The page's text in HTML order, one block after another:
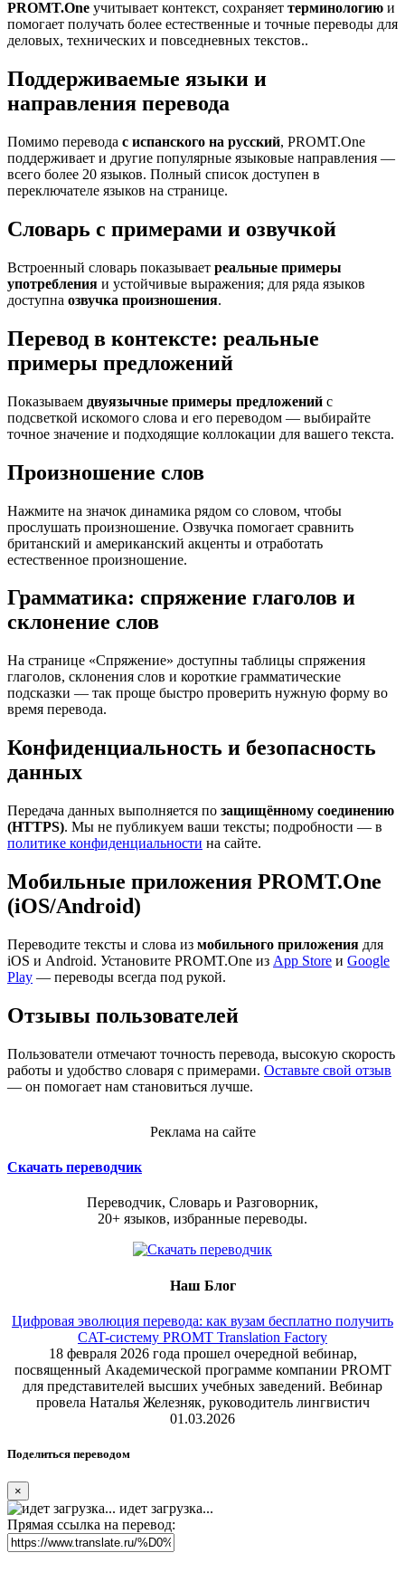
PROMT.One учитывает контекст, сохраняет терминологию и
помогает получать более естественные и точные переводы для
деловых, технических и повседневных текстов..
Поддерживаемые языки и
направления перевода
Помимо перевода с испанского на русский, PROMT.One
поддерживает и другие популярные языковые направления —
всего более 20 языков. Полный список доступен в
переключателе языков на странице.
Словарь с примерами и озвучкой
Встроенный словарь показывает реальные примеры
употребления и устойчивые выражения; для ряда языков
доступна озвучка произношения.
Перевод в контексте: реальные
примеры предложений
Показываем двуязычные примеры предложений с
подсветкой искомого слова и его переводом — выбирайте
точное значение и подходящие коллокации для вашего текста.
Произношение слов
Нажмите на значок динамика рядом со словом, чтобы
прослушать произношение. Озвучка помогает сравнить
британский и американский акценты и отработать
естественное произношение.
Грамматика: спряжение глаголов и
склонение слов
На странице «Спряжение» доступны таблицы спряжения
глаголов, склонения слов и короткие грамматические
подсказки — так проще быстро проверить нужную форму во
время перевода.
Конфиденциальность и безопасность
данных
Передача данных выполняется по защищённому соединению
(HTTPS). Мы не публикуем ваши тексты; подробности — в
политике конфиденциальности на сайте.
Мобильные приложения PROMT.One
(iOS/Android)
Переводите тексты и слова из мобильного приложения для
iOS и Android. Установите PROMT.One из App Store и Google
Play — переводы всегда под рукой.
Отзывы пользователей
Пользователи отмечают точность перевода, высокую скорость
работы и удобство словаря с примерами. Оставьте свой отзыв
— он помогает нам становиться лучше.
Реклама на сайте
Скачать переводчик
Переводчик, Словарь и Разговорник,
20+ языков, избранные переводы.
Наш Блог
Цифровая эволюция перевода: как вузам бесплатно получить
CAT-систему PROMT Translation Factory
18 февраля 2026 года прошел очередной вебинар,
посвященный Академической программе компании PROMT
для представителей высших учебных заведений. Вебинар
провела Наталья Железняк, руководитель лингвистич
01.03.2026
Поделиться переводом
×
идет загрузка...
Прямая ссылка на перевод: